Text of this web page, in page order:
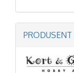
PRODUSENT